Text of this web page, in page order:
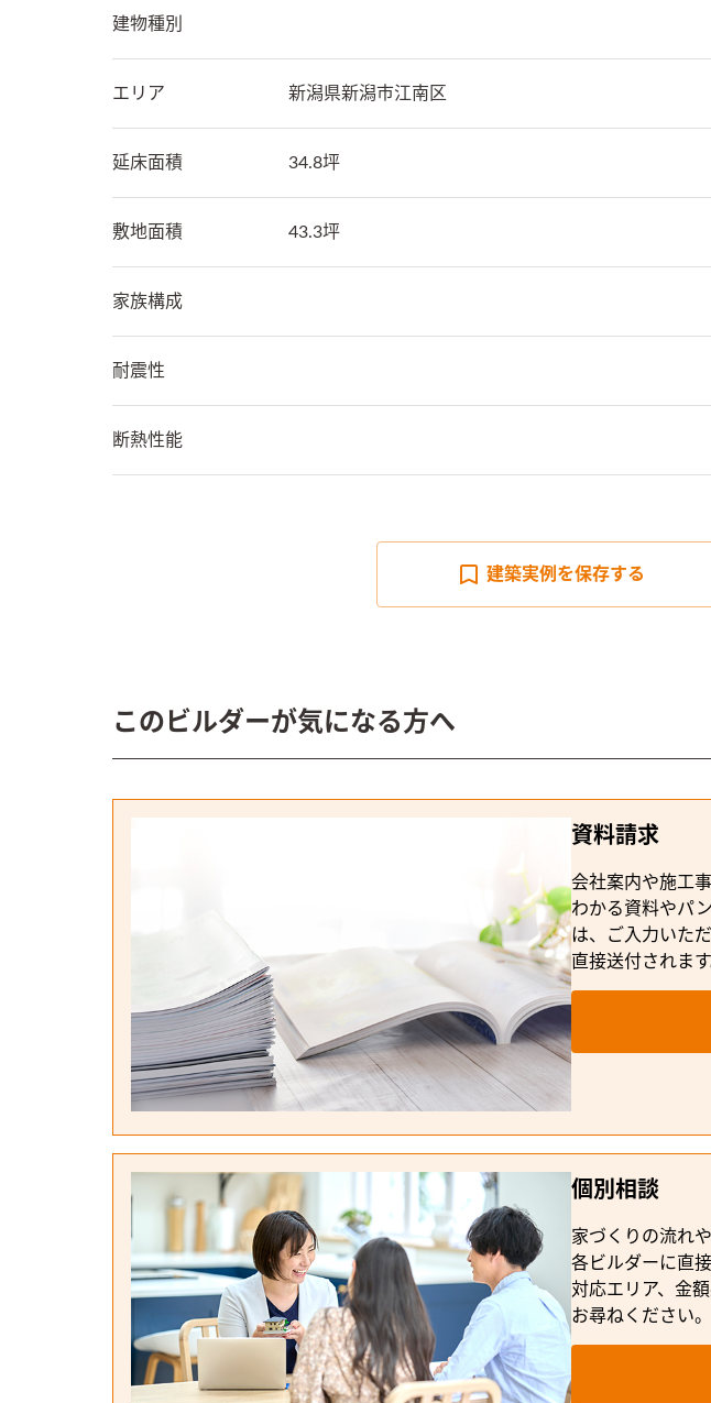
建物種別
エリア 新潟県新潟市江南区
延床面積 34.8坪
敷地面積 43.3坪
家族構成
耐震性
断熱性能
建築実例を保存する
このビルダーが気になる方へ
資料請求
会社案内や施工
わかる資料やパ
は、ご入力いた
直接送付されます
個別相談
家づくりの流れ
各ビルダーに直
対応エリア、金
お尋ねください。